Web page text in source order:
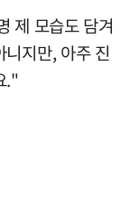
제 모습도 담겨
지만, 아주 진
."